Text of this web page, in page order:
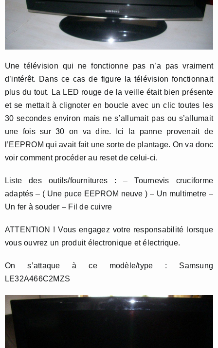
Une télévision qui ne fonctionne pas n’a pas vraiment
d’intérêt. Dans ce cas de figure la télévision fonctionnait
plus du tout. La LED rouge de la veille était bien présente
et se mettait à clignoter en boucle avec un clic toutes les
30 secondes environ mais ne s’allumait pas ou s’allumait
une fois sur 30 on va dire. Ici la panne provenait de
l’EEPROM qui avait fait une sorte de plantage. On va donc
voir comment procéder au reset de celui-ci.
Liste des outils/fournitures : – Tournevis cruciforme
adaptés – ( Une puce EEPROM neuve ) – Un multimetre –
Un fer à souder – Fil de cuivre
ATTENTION ! Vous engagez votre responsabilité lorsque
vous ouvrez un produit électronique et électrique.
On s’attaque à ce modèle/type : Samsung
LE32A466C2MZS